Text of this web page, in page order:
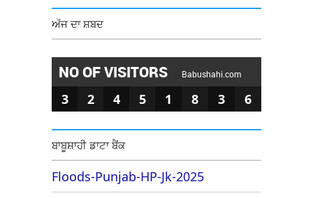
ਅੱਜ ਦਾ ਸ਼ਬਦ
NO OF VISITORS Babushahi.com
3 2 4 5 1 8 3 6
ਬਾਬੂਸ਼ਾਹੀ ਡਾਟਾ ਬੈਂਕ
Floods-Punjab-HP-Jk-2025